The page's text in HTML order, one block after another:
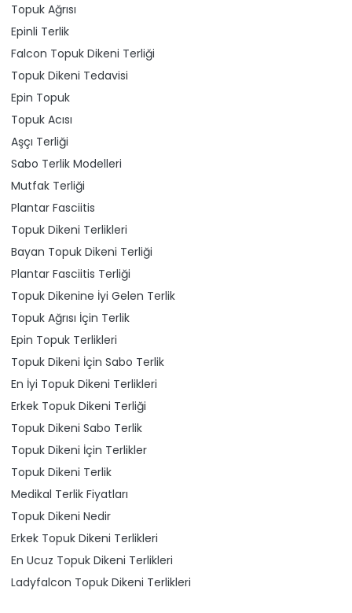
Topuk Ağrısı
Epinli Terlik
Falcon Topuk Dikeni Terliği
Topuk Dikeni Tedavisi
Epin Topuk
Topuk Acısı
Aşçı Terliği
Sabo Terlik Modelleri
Mutfak Terliği
Plantar Fasciitis
Topuk Dikeni Terlikleri
Bayan Topuk Dikeni Terliği
Plantar Fasciitis Terliği
Topuk Dikenine İyi Gelen Terlik
Topuk Ağrısı İçin Terlik
Epin Topuk Terlikleri
Topuk Dikeni İçin Sabo Terlik
En İyi Topuk Dikeni Terlikleri
Erkek Topuk Dikeni Terliği
Topuk Dikeni Sabo Terlik
Topuk Dikeni İçin Terlikler
Topuk Dikeni Terlik
Medikal Terlik Fiyatları
Topuk Dikeni Nedir
Erkek Topuk Dikeni Terlikleri
En Ucuz Topuk Dikeni Terlikleri
Ladyfalcon Topuk Dikeni Terlikleri